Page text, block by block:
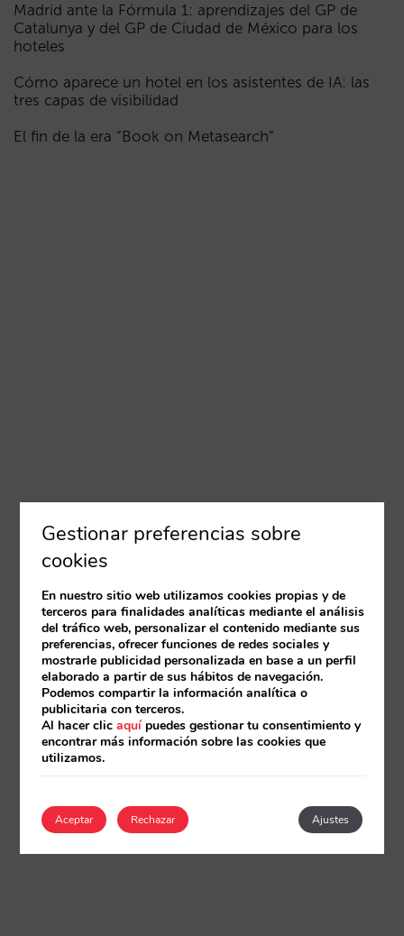
Madrid ante la Fórmula 1: aprendizajes del GP de
Catalunya y del GP de Ciudad de México para los
hoteles
Cómo aparece un hotel en los asistentes de IA: las
tres capas de visibilidad
El fin de la era “Book on Metasearch”
Gestionar preferencias sobre
cookies
En nuestro sitio web utilizamos cookies propias y de
terceros para finalidades analíticas mediante el análisis
del tráfico web, personalizar el contenido mediante sus
preferencias, ofrecer funciones de redes sociales y
mostrarle publicidad personalizada en base a un perfil
elaborado a partir de sus hábitos de navegación.
Podemos compartir la información analítica o
publicitaria con terceros.
Al hacer clicaquípuedes gestionar tu consentimiento y
encontrar más información sobre las cookies que
utilizamos.
Aceptar Ajustes
Rechazar